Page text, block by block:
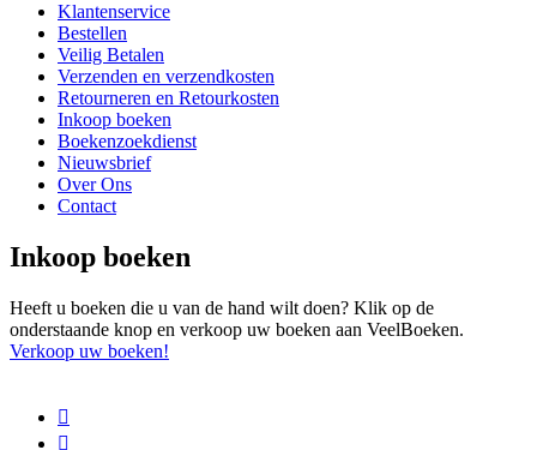
Klantenservice
Bestellen
Veilig Betalen
Verzenden en verzendkosten
Retourneren en Retourkosten
Inkoop boeken
Boekenzoekdienst
Nieuwsbrief
Over Ons
Contact
Inkoop boeken
Heeft u boeken die u van de hand wilt doen? Klik op de
onderstaande knop en verkoop uw boeken aan VeelBoeken.
Verkoop uw boeken!